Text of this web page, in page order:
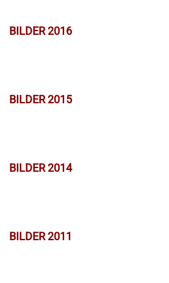
BILDER 2016
BILDER 2015
BILDER 2014
BILDER 2011